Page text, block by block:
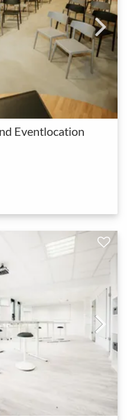
Eventlocation